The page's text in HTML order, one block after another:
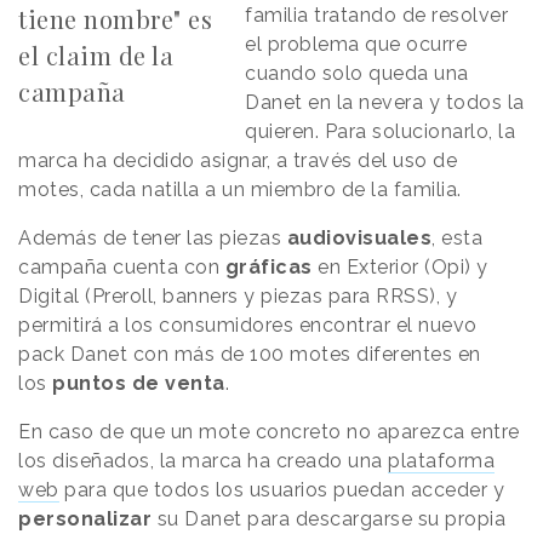
tiene nombre" es
el claim de la
campaña
familia tratando de resolver
el problema que ocurre
cuando solo queda una
Danet en la nevera y todos la
quieren. Para solucionarlo, la
marca ha decidido asignar, a través del uso de
motes, cada natilla a un miembro de la familia.
Además de tener las piezas audiovisuales, esta
campaña cuenta con gráficas en Exterior (Opi) y
Digital (Preroll, banners y piezas para RRSS), y
permitirá a los consumidores encontrar el nuevo
pack Danet con más de 100 motes diferentes en
los puntos de venta.
En caso de que un mote concreto no aparezca entre
los diseñados, la marca ha creado una plataforma
web para que todos los usuarios puedan acceder y
personalizar su Danet para descargarse su propia